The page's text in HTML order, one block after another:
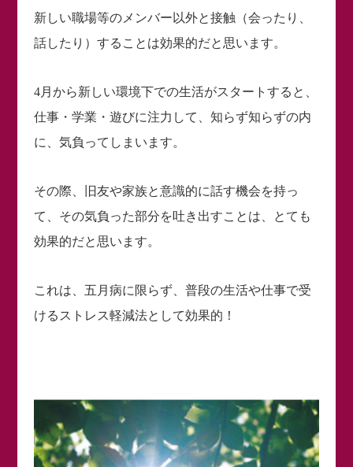
新しい職場等のメンバー以外と接触（会ったり、
話したり）することは効果的だと思います。
4月から新しい環境下での生活がスタートすると、
仕事・学業・遊びに注力して、知らず知らずの内
に、気負ってしまいます。
その際、旧友や家族と意識的に話す機会を持っ
て、その気負った部分を吐き出すことは、とても
効果的だと思います。
これは、五月病に限らず、普段の生活や仕事で受
けるストレス軽減法として効果的！